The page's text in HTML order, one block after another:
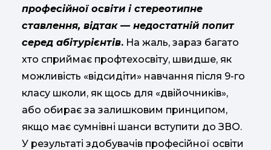
професійної освіти і стереотипне
ставлення, відтак — недостатній попит
серед абітурієнтів. На жаль, зараз багато
хто сприймає профтехосвіту, швидше, як
можливість «відсидіти» навчання після 9-го
класу школи, як щось для «двійочників»,
або обирає за залишковим принципом,
якщо має сумнівні шанси вступити до ЗВО.
У результаті здобувачів професійної освіти